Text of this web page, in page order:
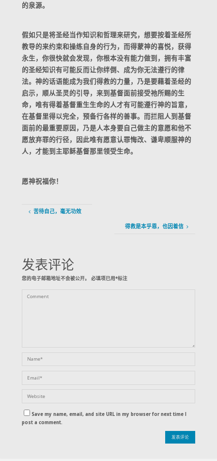
的泉源。
假如只是将圣经当作知识和哲理来研究，想要按着圣经所
教导的来约束和操练自身的行为，而得蒙神的喜悦，获得
永生，你很快就会发现，你根本没有能力做到，拥有丰富
的圣经知识有可能反而让你绊倒、成为你无法遵行的律
法。神的话语能成为我们得救的力量，乃是要藉着圣经的
启示，顺从圣灵的引导，来到基督面前接受祂所赐的生
命，唯有得着基督重生生命的人才有可能遵行神的旨意，
在基督里得以完全，预备行各样的善事。而拦阻人到基督
面前的最重要原因，乃是人本身要自己做主的意愿和他不
愿放弃罪的行径，因此唯有愿意认罪悔改、谦卑顺服神的
人，才能到主耶稣基督那里领受生命。
愿神祝福你！
苦待自己，毫无功效
得救是本乎恩，也因着信
发表评论
您的电子邮箱地址不会被公开。 必填项已用*标注
Save my name, email, and site URL in my browser for next time I
post a comment.